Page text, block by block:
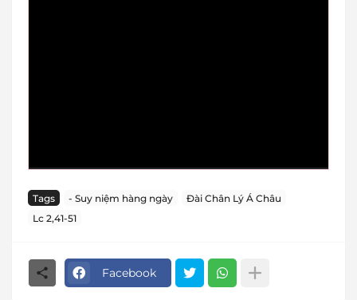
Tags - Suy niệm hàng ngày
Đài Chân Lý Á Châu
Lc 2,41-51
Facebook